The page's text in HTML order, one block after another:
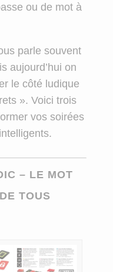
ou de mot à
parle souvent
aujourd’hui on
le côté ludique
». Voici trois
vos soirées
– LE MOT
TOUS